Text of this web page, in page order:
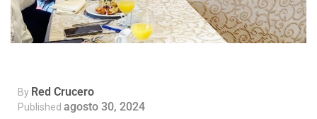
By Red Crucero
Published agosto 30, 2024